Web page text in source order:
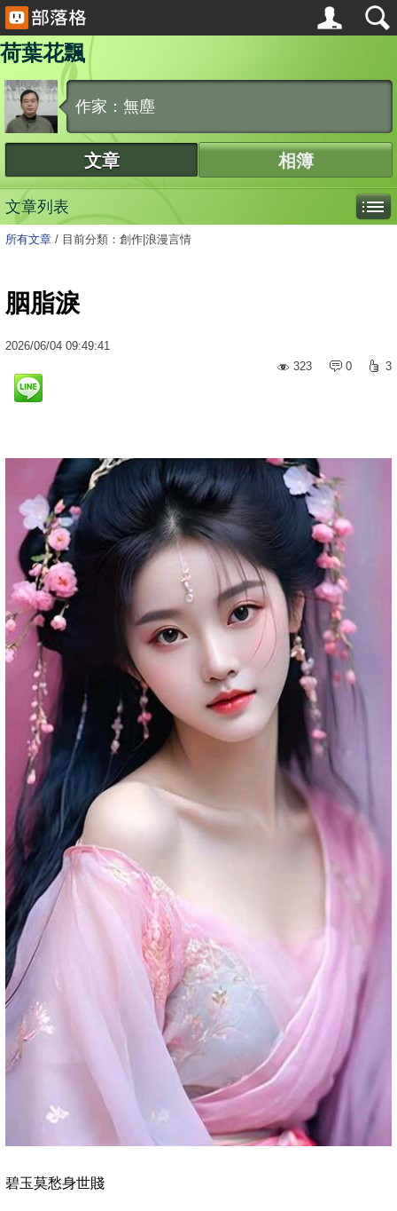
荷葉花飄
作家：無塵
文章 相簿
文章列表
所有文章 / 目前分類：創作|浪漫言情
胭脂淚
2026/06/04 09:49:41
323
0 3
碧玉莫愁身世賤